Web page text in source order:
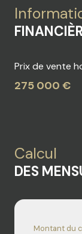
Prix de vente
275 000 €
Calcul
DES
Montant du